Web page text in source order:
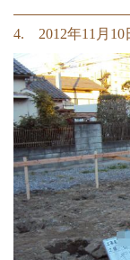
4. 2012年11月10